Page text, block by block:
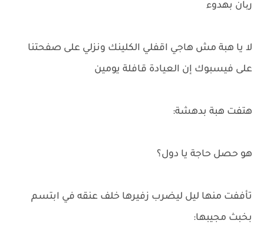
ریان بهدوء
لا يا هبة مش هاجي اقفلي الكلينك ونزلي على صفحتنا
على فيسبوك إن العيادة قافلة يومين
هتفت هبة بدهشة:
هو حصل حاجة يا دول؟
تأففت منها ليل ليضرب زفيرها خلف عنقه في ابتسم
بخبث مجيبها: